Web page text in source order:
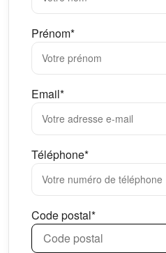
Prénom*
Email*
Téléphone*
Code postal*